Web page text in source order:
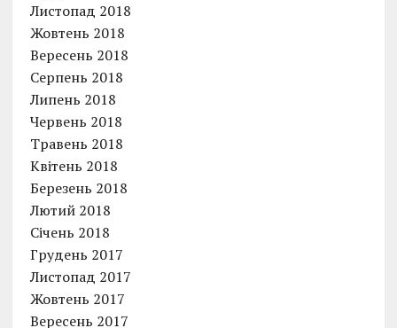
Листопад 2018
Жовтень 2018
Вересень 2018
Серпень 2018
Липень 2018
Червень 2018
Травень 2018
Квітень 2018
Березень 2018
Лютий 2018
Січень 2018
Грудень 2017
Листопад 2017
Жовтень 2017
Вересень 2017